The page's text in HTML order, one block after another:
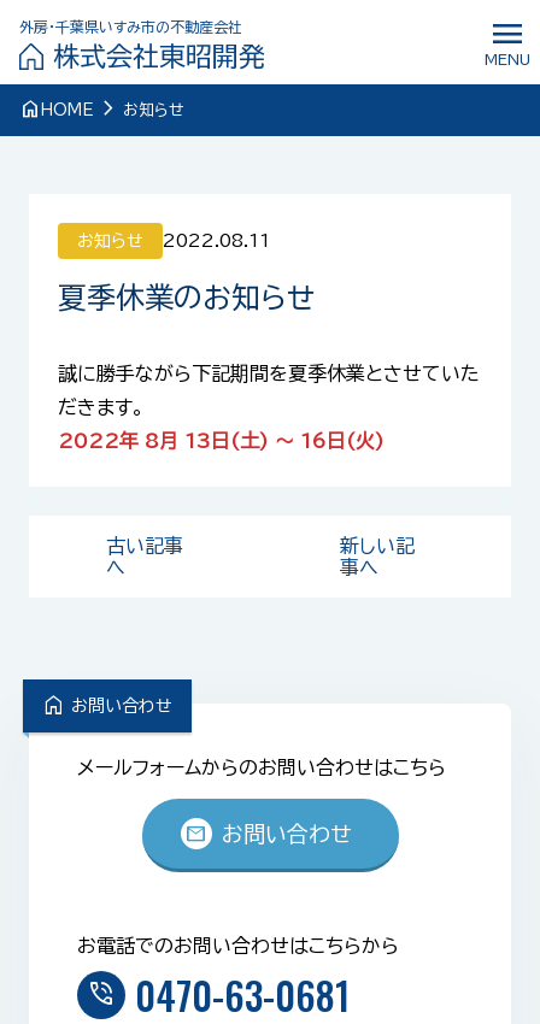
外房・千葉県いすみ市の不動産会社
株式会社東昭開発 menu
MENU
home HOME navigate_next お知らせ
お知らせ 2022.08.11
夏季休業のお知らせ
誠に勝手ながら下記期間を夏季休業とさせていた
だきます。
2022年 8月 13日(土) ～ 16日(火)
古い記事
へ
新しい記
事へ
home お問い合わせ
メールフォームからのお問い合わせはこちら
mail お問い合わせ
お電話でのお問い合わせはこちらから
phone_in_talk 0470-63-0681